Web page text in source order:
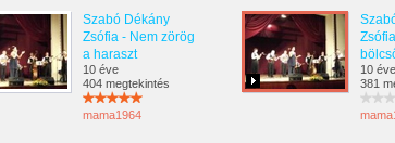
Szabó Dékány
Zsófia - Nem zörög
a haraszt
10 éve
404 megtekintés
mama1964
10 éve
381